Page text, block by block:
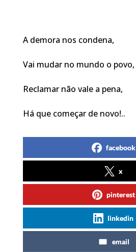
A demora nos condena,
Vai mudar no mundo o povo,
Reclamar não vale a pena,
Há que começar de novo!..
facebook
x
pinterest
linkedin
email